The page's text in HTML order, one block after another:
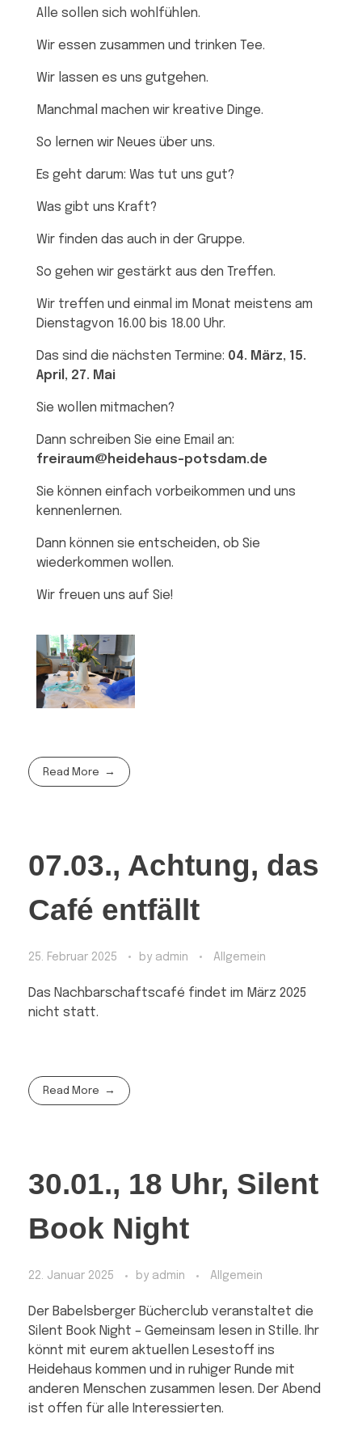
Alle sollen sich wohlfühlen.
Wir essen zusammen und trinken Tee.
Wir lassen es uns gutgehen.
Manchmal machen wir kreative Dinge.
So lernen wir Neues über uns.
Es geht darum: Was tut uns gut?
Was gibt uns Kraft?
Wir finden das auch in der Gruppe.
So gehen wir gestärkt aus den Treffen.
Wir treffen und einmal im Monat meistens am
Dienstagvon 16.00 bis 18.00 Uhr.
Das sind die nächsten Termine: 04. März, 15.
April, 27. Mai
Sie wollen mitmachen?
Dann schreiben Sie eine Email an:
freiraum@heidehaus-potsdam.de
Sie können einfach vorbeikommen und uns
kennenlernen.
Dann können sie entscheiden, ob Sie
wiederkommen wollen.
Wir freuen uns auf Sie!
Read More
07.03., Achtung, das
Café entfällt
25. Februar 2025 by admin Allgemein
Das Nachbarschaftscafé findet im März 2025
nicht statt.
Read More
30.01., 18 Uhr, Silent
Book Night
22. Januar 2025 by admin Allgemein
Der Babelsberger Bücherclub veranstaltet die
Silent Book Night – Gemeinsam lesen in Stille. Ihr
könnt mit eurem aktuellen Lesestoff ins
Heidehaus kommen und in ruhiger Runde mit
anderen Menschen zusammen lesen. Der Abend
ist offen für alle Interessierten.